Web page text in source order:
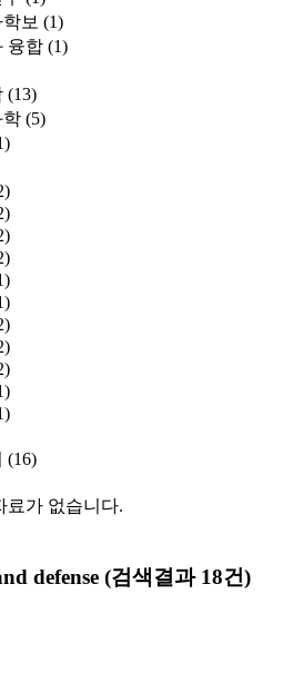
보 (1)
융합 (1)
(13)
학 (5)
(16)
료가 없습니다.
defense (검색결과 18건)